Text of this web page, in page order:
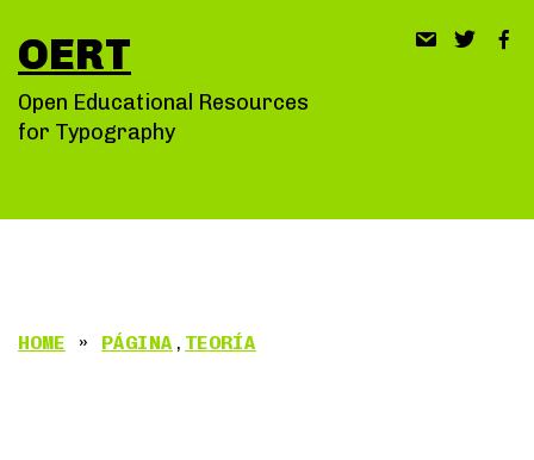
al
contenido
OERT
Open Educational Resources
for Typography
HOME » PÁGINA , TEORÍA